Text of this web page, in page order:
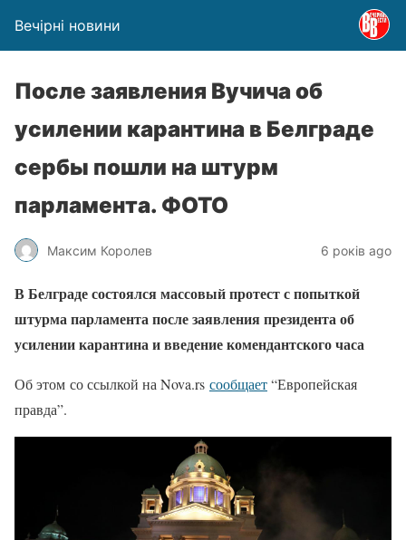
Вечірні новини
После заявления Вучича об
усилении карантина в Белграде
сербы пошли на штурм
парламента. ФОТО
Максим Королев 6 років ago
В Белграде состоялся массовый протест с попыткой
штурма парламента после заявления президента об
усилении карантина и введение комендантского часа
Об этом со ссылкой на Nova.rs сообщает“Европейская
правда”.